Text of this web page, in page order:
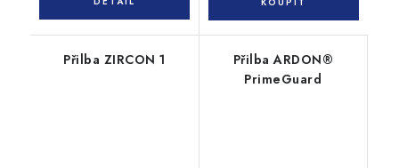
Přilba ZIRCON 1
Přilba ARDON®
PrimeGuard